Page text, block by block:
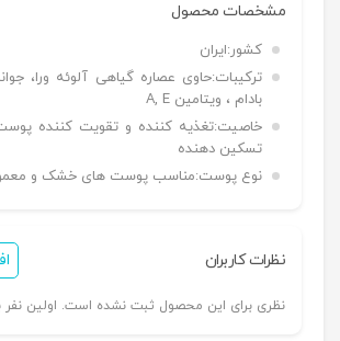
مشخصات محصول
کشور:ایران
ترکیبات:حاوی عصاره گیاهی آلوئه ورا،
بادام ، ویتامین A, E
خاصیت:تغذیه کننده و تقویت کننده
تسکین دهنده
نوع پوست:مناسب پوست های خشک و
نظرات کاربران
نظری برای این محصول ثبت نشده است. اولین نفر